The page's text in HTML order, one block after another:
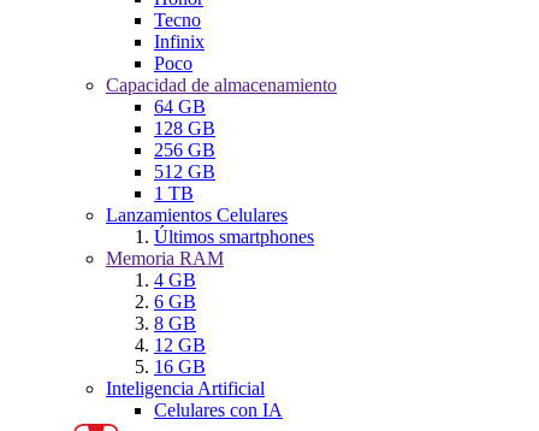
Tecno
Infinix
Poco
Capacidad de almacenamiento
64 GB
128 GB
256 GB
512 GB
1 TB
Lanzamientos Celulares
Últimos smartphones
Memoria RAM
4 GB
6 GB
8 GB
12 GB
16 GB
Inteligencia Artificial
Celulares con IA